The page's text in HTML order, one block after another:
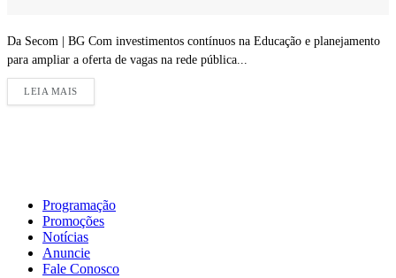
Da Secom | BG Com investimentos contínuos na Educação e planejamento
para ampliar a oferta de vagas na rede pública...
LEIA MAIS
Programação
Promoções
Notícias
Anuncie
Fale Conosco